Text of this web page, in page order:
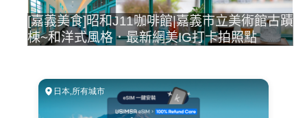
[嘉義美食]昭和J11咖啡館|嘉義市立美術館古蹟
棟~和洋式風格．最新網美IG打卡拍照點